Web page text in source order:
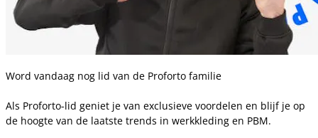
Word vandaag nog lid van de Proforto familie
Als Proforto-lid geniet je van exclusieve voordelen en blijf je op
de hoogte van de laatste trends in werkkleding en PBM.